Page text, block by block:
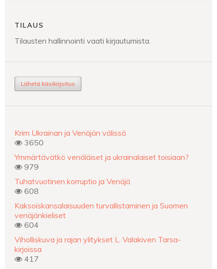
TILAUS
Tilausten hallinnointi vaati kirjautumista.
Lähetä käsikirjoitus
Krim Ukrainan ja Venäjän välissä
3650
Ymmärtävätkö venäläiset ja ukrainalaiset toisiaan?
979
Tuhatvuotinen korruptio ja Venäjä
608
Kaksoiskansalaisuuden turvallistaminen ja Suomen
venäjänkieliset
604
Viholliskuva ja rajan ylitykset L. Valakiven Tarsa-
kirjoissa
417